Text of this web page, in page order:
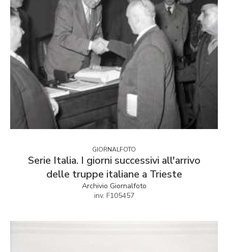
GIORNALFOTO
Serie Italia. I giorni successivi all'arrivo
delle truppe italiane a Trieste
Archivio Giornalfoto
inv. F105457